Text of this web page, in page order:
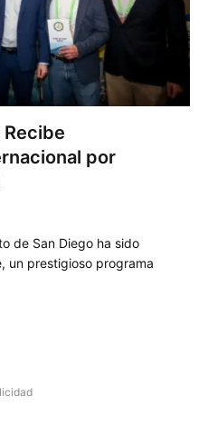
por
de San Diego ha sido
un prestigioso programa